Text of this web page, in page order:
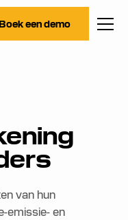
een demo
van hun
emissie- en